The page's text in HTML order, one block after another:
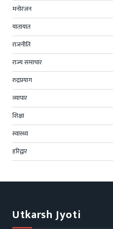
मनोरंजन
यातायात
राजनीति
राज्य समाचार
रुद्रप्रयाग
व्यापार
शिक्षा
स्वास्थ्य
हरिद्वार
Utkarsh Jyoti